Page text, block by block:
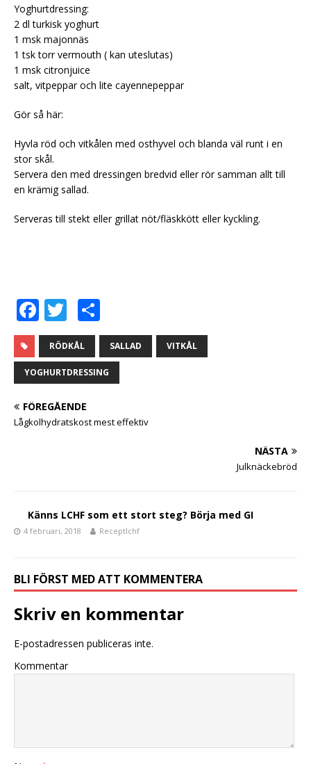
Yoghurtdressing:
2 dl turkisk yoghurt
1 msk majonnäs
1 tsk torr vermouth ( kan uteslutas)
1 msk citronjuice
salt, vitpeppar och lite cayennepeppar
Gör så här:
Hyvla röd och vitkålen med osthyvel och blanda väl runt i en
stor skål.
Servera den med dressingen bredvid eller rör samman allt till
en krämig sallad.
Serveras till stekt eller grillat nöt/fläskkött eller kyckling.
F
a
c
e
b
o
T
w
it
te
r
el
a
RÖDKÅL SALLAD VITKÅL
YOGHURTDRESSING
FÖREGÅENDE
Lågkolhydratskost mest effektiv
NÄSTA
Julknäckebröd
Känns LCHF som ett stort steg? Börja med GI
4 februari, 2018 Receptlchf
BLI FÖRST MED ATT KOMMENTERA
Skriv en kommentar
E-postadressen publiceras inte.
Kommentar